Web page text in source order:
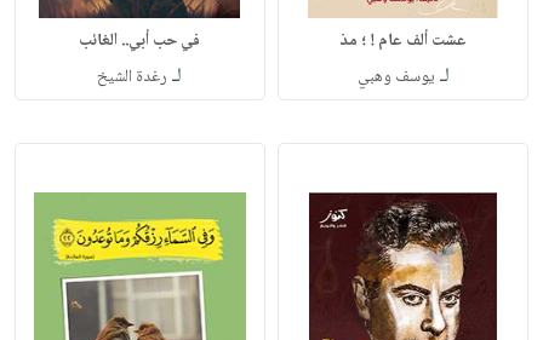
عشت ألف عام ! ؛ مذ
لـ يوسف وهبي
في حب أبي.. الغائب
لـ رغدة الشيخ